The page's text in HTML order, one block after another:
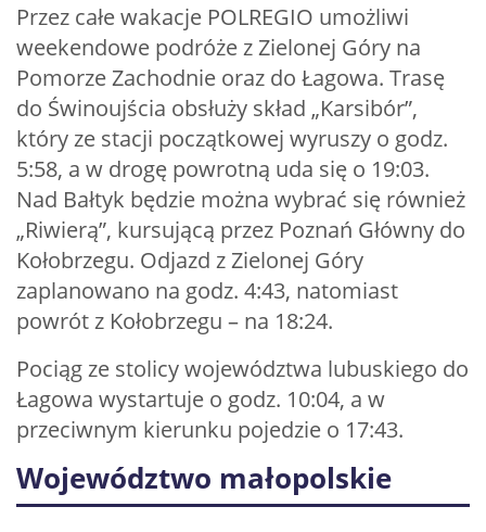
Przez całe wakacje POLREGIO umożliwi
weekendowe podróże z Zielonej Góry na
Pomorze Zachodnie oraz do Łagowa. Trasę
do Świnoujścia obsłuży skład „Karsibór”,
który ze stacji początkowej wyruszy o godz.
5:58, a w drogę powrotną uda się o 19:03.
Nad Bałtyk będzie można wybrać się również
„Riwierą”, kursującą przez Poznań Główny do
Kołobrzegu. Odjazd z Zielonej Góry
zaplanowano na godz. 4:43, natomiast
powrót z Kołobrzegu – na 18:24.
Pociąg ze stolicy województwa lubuskiego do
Łagowa wystartuje o godz. 10:04, a w
przeciwnym kierunku pojedzie o 17:43.
Województwo małopolskie